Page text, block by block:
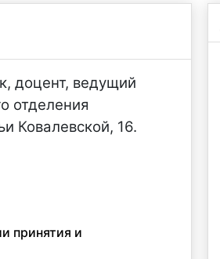
доцент, ведущий
отделения
Ковалевской, 16.
принятия и